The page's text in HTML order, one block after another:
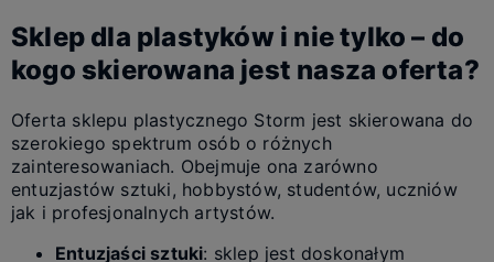
Sklep dla plastyków i nie tylko – do
kogo skierowana jest nasza oferta?
Oferta sklepu plastycznego Storm jest skierowana do
szerokiego spektrum osób o różnych
zainteresowaniach. Obejmuje ona zarówno
entuzjastów sztuki, hobbystów, studentów, uczniów
jak i profesjonalnych artystów.
Entuzjaści sztuki: sklep jest doskonałym